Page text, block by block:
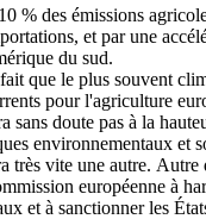
% des émissions
et par une
du sud.
que le plus souvent
pour l'agriculture
sans doute pas à la
environnementaux et
très vite une autre. Autre
européenne à
et à sanctionner les